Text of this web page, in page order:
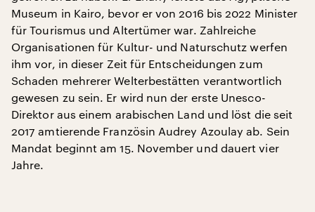
Museum in Kairo, bevor er von 2016 bis 2022 Minister
für Tourismus und Altertümer war. Zahlreiche
Organisationen für Kultur- und Naturschutz werfen
ihm vor, in dieser Zeit für Entscheidungen zum
Schaden mehrerer Welterbestätten verantwortlich
gewesen zu sein. Er wird nun der erste Unesco-
Direktor aus einem arabischen Land und löst die seit
2017 amtierende Französin Audrey Azoulay ab. Sein
Mandat beginnt am 15. November und dauert vier
Jahre.